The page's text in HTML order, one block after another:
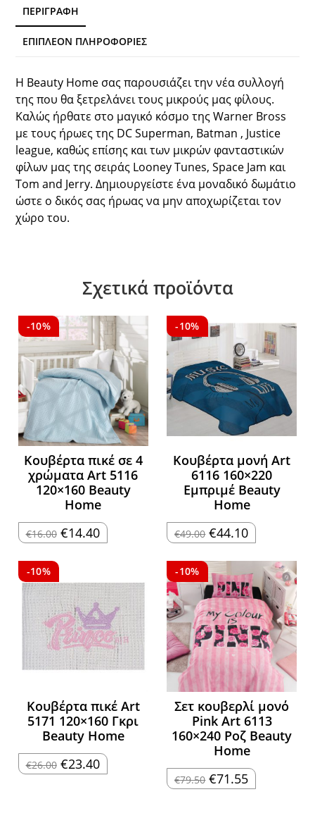
ΠΕΡΙΓΡΑΦΉ
ΕΠΙΠΛΈΟΝ ΠΛΗΡΟΦΟΡΊΕΣ
Η Beauty Home σας παρουσιάζει την νέα συλλογή
της που θα ξετρελάνει τους μικρούς μας φίλους.
Καλώς ήρθατε στο μαγικό κόσμο της Warner Bross
με τους ήρωες της DC Superman, Batman , Justice
league, καθώς επίσης και των μικρών φανταστικών
φίλων μας της σειράς Looney Tunes, Space Jam και
Tom and Jerry. Δημιουργείστε ένα μοναδικό δωμάτιο
ώστε ο δικός σας ήρωας να μην αποχωρίζεται τον
χώρο του.
Σχετικά προϊόντα
-10%
Κουβέρτα πικέ σε 4
χρώματα Art 5116
120×160 Beauty
Home
€16.00 Original
price
€14.40Η
τρέχουσα
-10%
Κουβέρτα μονή Art
6116 160×220
Εμπριμέ Beauty
Home
€49.00 Original
price
€49.00.
€44.10Η
τρέχουσα
είναι:
€44.10.
-10%
Κουβέρτα πικέ Art
5171 120×160 Γκρι
Beauty Home
€26.00 Original
price
€23.40Η
τρέχουσα
-10%
Σετ κουβερλί μονό
Pink Art 6113
160×240 Ροζ Beauty
Home
€79.50 Original
price
€71.55 Η
τρέχουσα